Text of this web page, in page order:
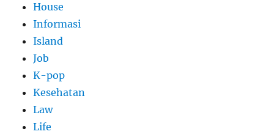
House
Informasi
Island
Job
K-pop
Kesehatan
Law
Life